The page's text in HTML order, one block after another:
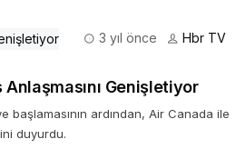
3 yıl önce Hbr TV
Genişletiyor
başlamasının ardından, Air Canada ile
duyurdu.